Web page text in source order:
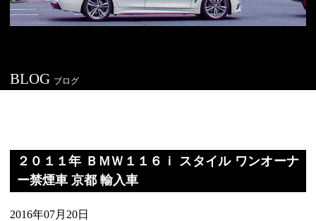
BLOG ブログ
２０１１年 ＢＭＷ１１６ｉ スタイル ワンオーナ
ー禁煙車 京都 輸入車
2016年07月20日